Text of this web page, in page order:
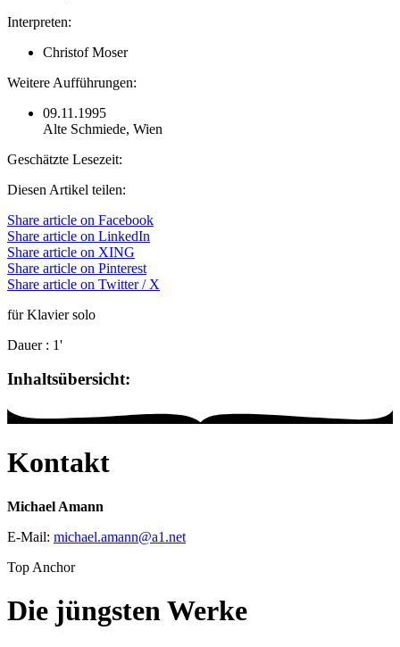
Interpreten:
Christof Moser
Weitere Aufführungen:
09.11.1995
Alte Schmiede, Wien
Geschätzte Lesezeit:
Diesen Artikel teilen:
Share article on Facebook
Share article on LinkedIn
Share article on XING
Share article on Pinterest
Share article on Twitter / X
für Klavier solo
Dauer : 1'
Inhaltsübersicht:
Kontakt
Michael Amann
E-Mail: michael.amann@a1 .net
Top Anchor
Die jüngsten Werke